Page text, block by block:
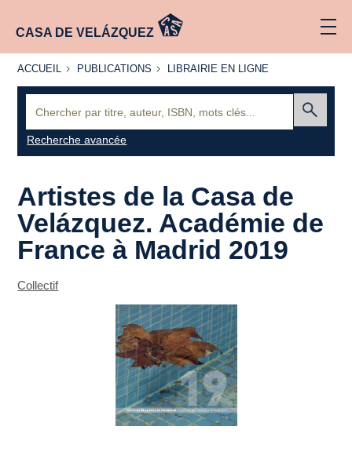
CASA DE VELÁZQUEZ
ACCUEIL
ACCUEIL PUBLICATIONS
PUBLICATIONS
LIBRAIRIE
LIBRAIRIE EN LIGNE
Recherche avancée
Artistes de la Casa de
Velázquez. Académie de
France à Madrid 2019
Collectif